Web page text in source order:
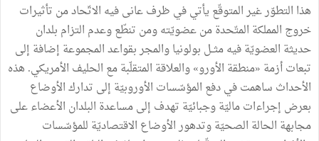
هذا التطوّر غير المتوقّع يأتي في ظرف عانى فيه الاتّحاد من تأثيرات
خروج المملكة المتّحدة من عضويّته ومن تنطّع وعدم التزام بلدان
حديثة العضويّة فيه مثــل بولونيا والمجر بقواعد المجموعة إضافة إلى
تبعات أزمة «منطقة الأورو» والعلاقة المتقلّبة مع الحليف الأمريكي. هذه
الأحداث ساهمت في دفع المؤسّسات الأوروبيّة إلى تدارك الأوضاع
بعرض إجراءات ماليّة وجبائيّة تهدف إلى مساعدة البلدان الأعضاء على
مجابهة الحالة الصحيّة وتدهور الأوضاع الاقتصاديّة للمؤسّسات